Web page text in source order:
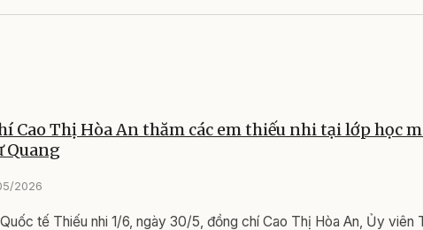
Cao Thị Hòa An thăm các em thiếu nhi tại lớp học
Quang
2026
tế Thiếu nhi 1/6, ngày 30/5, đồng chí Cao Thị Hòa An, Ủy viên